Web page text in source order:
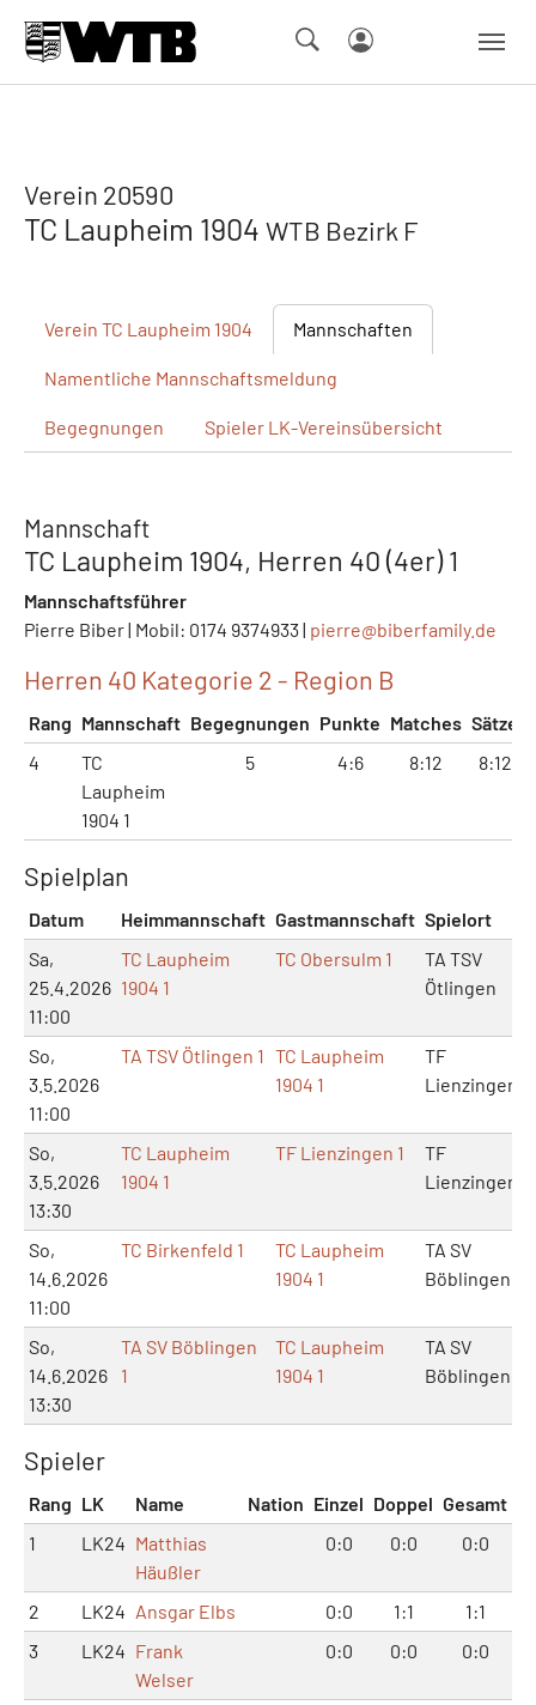
Verein 20590
TC Laupheim 1904 WTB Bezirk F
Verein TC Laupheim 1904 Mannschaften
Namentliche Mannschaftsmeldung
Begegnungen Spieler LK-Vereinsübersicht
Mannschaft
TC Laupheim 1904, Herren 40 (4er) 1
Mannschaftsführer
Pierre Biber | Mobil: 0174 9374933 | pierre@biberfamily.de
Herren 40 Kategorie 2 - Region B
Rang Mannschaft Begegnungen Punkte Matches Sätze
4
TC
Laupheim
1904 1
5 4:6 8:12 8:12
Spielplan
Datum Heimmannschaft Gastmannschaft Spielort
Sa,
25.4.2026
11:00
TC Laupheim
1904 1
TC Obersulm 1
TA TSV
Ötlingen
So,
3.5.2026
11:00
TA TSV Ötlingen 1 TC Laupheim
1904 1
TF
Lienzingen
So,
3.5.2026
13:30
TC Laupheim
1904 1
TF Lienzingen 1
TF
Lienzingen
So,
14.6.2026
11:00
TC Birkenfeld 1
TC Laupheim
1904 1
TA SV
Böblingen
So,
14.6.2026
13:30
TA SV Böblingen
1
TC Laupheim
1904 1
TA SV
Böblingen
Spieler
Rang LK Name Nation Einzel Doppel Gesamt
1
LK24 Matthias
Häußler
0:0 0:0 0:0
2 LK24 Ansgar Elbs 0:0 1:1
1:1
3
LK24 Frank
Welser
0:0 0:0 0:0